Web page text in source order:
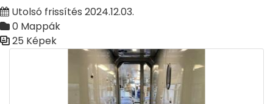
Utolsó frissítés 2024.12.03.
0 Mappák
25 Képek